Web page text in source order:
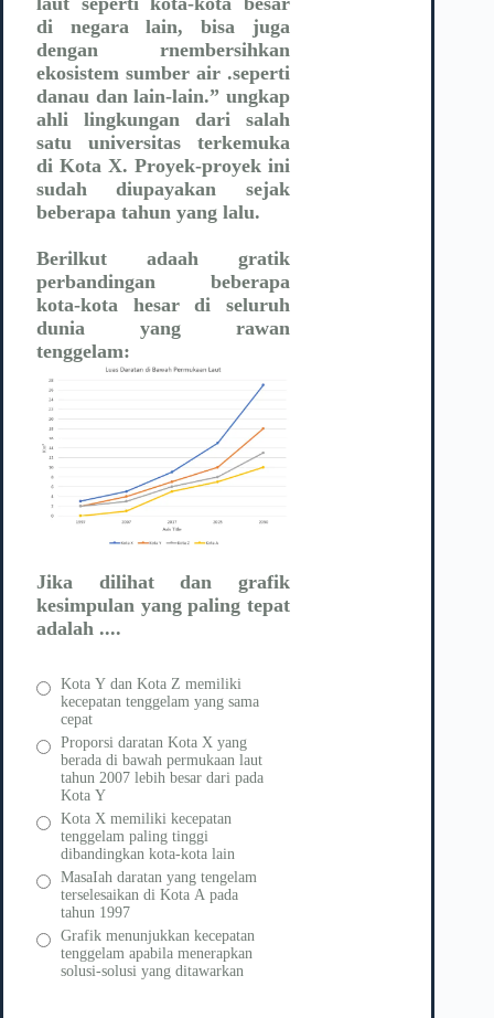
di negara lain, bisa juga
dengan rnembersihkan
ekosistem sumber air .seperti
danau dan lain-lain.” ungkap
ahli lingkungan dari salah
satu universitas terkemuka
di Kota X. Proyek-proyek ini
sudah diupayakan sejak
beberapa tahun yang lalu.
Berilkut adaah gratik
perbandingan beberapa
kota-kota hesar di seluruh
dunia yang rawan
tenggelam:
Jika dilihat dan grafik
kesimpulan yang paling tepat
adalah ....
Kota Y dan Kota Z memiliki
kecepatan tenggelam yang sama
cepat
Proporsi daratan Kota X yang
berada di bawah permukaan laut
tahun 2007 lebih besar dari pada
Kota Y
Kota X memiliki kecepatan
tenggelam paling tinggi
dibandingkan kota-kota lain
MasaIah daratan yang tengelam
terselesaikan di Kota A pada
tahun 1997
Grafik menunjukkan kecepatan
tenggelam apabila menerapkan
solusi-solusi yang ditawarkan